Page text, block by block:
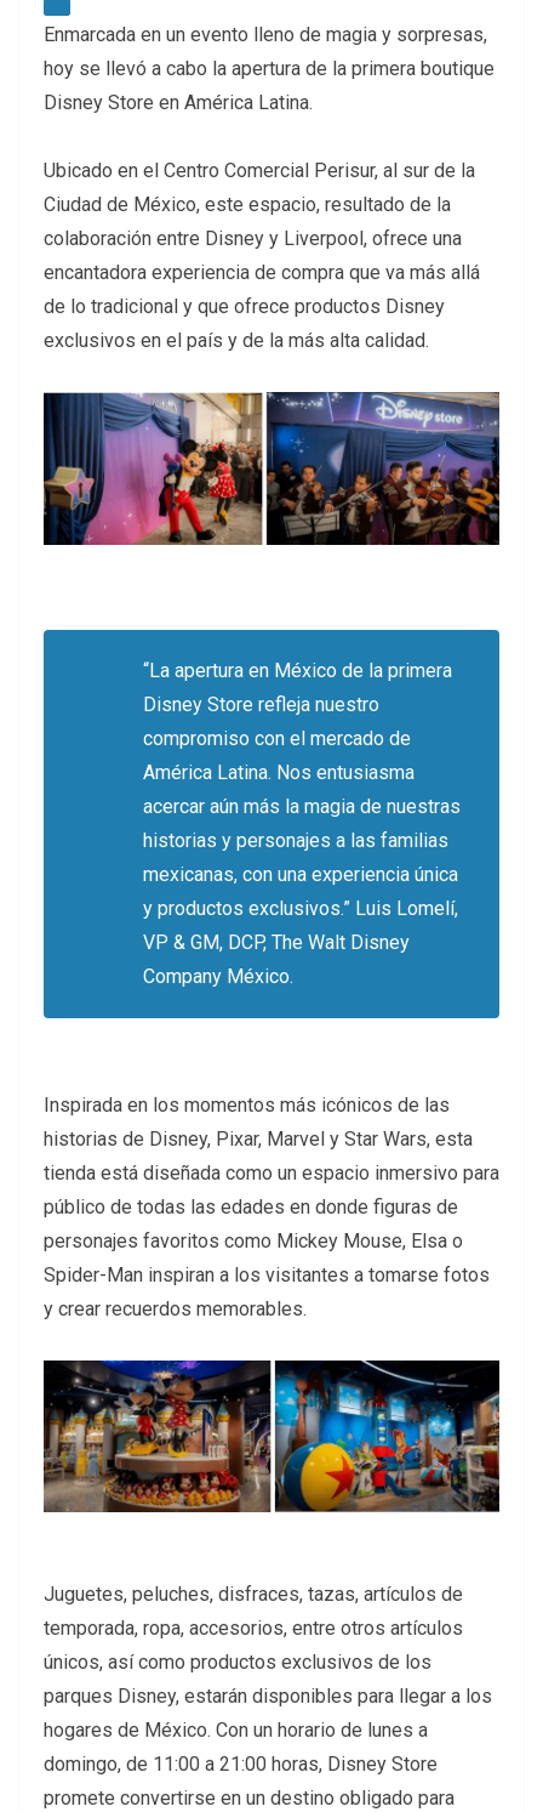
Enmarcada en un evento lleno de magia y sorpresas,
hoy se llevó a cabo la apertura de la primera boutique
Disney Store en América Latina.
Ubicado en el Centro Comercial Perisur, al sur de la
Ciudad de México, este espacio, resultado de la
colaboración entre Disney y Liverpool, ofrece una
encantadora experiencia de compra que va más allá
de lo tradicional y que ofrece productos Disney
exclusivos en el país y de la más alta calidad.
“La apertura en México de la primera
Disney Store refleja nuestro
compromiso con el mercado de
América Latina. Nos entusiasma
acercar aún más la magia de nuestras
historias y personajes a las familias
mexicanas, con una experiencia única
y productos exclusivos.” Luis Lomelí,
VP & GM, DCP, The Walt Disney
Company México.
Inspirada en los momentos más icónicos de las
historias de Disney, Pixar, Marvel y Star Wars, esta
tienda está diseñada como un espacio inmersivo para
público de todas las edades en donde figuras de
personajes favoritos como Mickey Mouse, Elsa o
Spider-Man inspiran a los visitantes a tomarse fotos
y crear recuerdos memorables.
Juguetes, peluches, disfraces, tazas, artículos de
temporada, ropa, accesorios, entre otros artículos
únicos, así como productos exclusivos de los
parques Disney, estarán disponibles para llegar a los
hogares de México. Con un horario de lunes a
domingo, de 11:00 a 21:00 horas, Disney Store
promete convertirse en un destino obligado para